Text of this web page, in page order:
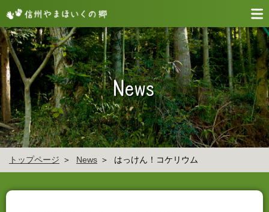
トップページ News はっけん！コケリウム